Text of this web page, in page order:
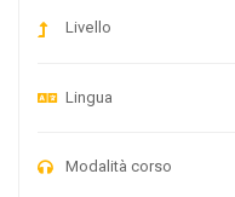
Livello
Lingua
Modalità corso